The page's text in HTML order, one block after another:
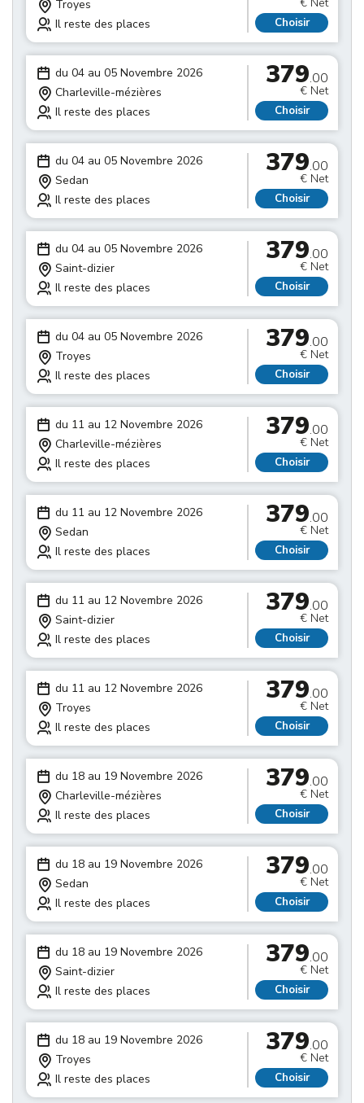
Troyes
Il reste des places
Choisir
du 04 au 05 Novembre 2026
Charleville-mézières
Il reste des places
379.00
€ Net
Choisir
du 04 au 05 Novembre 2026
Sedan
Il reste des places
379.00
€ Net
Choisir
du 04 au 05 Novembre 2026
Saint-dizier
Il reste des places
379.00
€ Net
Choisir
du 04 au 05 Novembre 2026
Troyes
Il reste des places
379.00
€ Net
Choisir
du 11 au 12 Novembre 2026
Charleville-mézières
Il reste des places
379.00
€ Net
Choisir
du 11 au 12 Novembre 2026
Sedan
Il reste des places
379.00
€ Net
Choisir
du 11 au 12 Novembre 2026
Saint-dizier
Il reste des places
379.00
€ Net
Choisir
du 11 au 12 Novembre 2026
Troyes
Il reste des places
379.00
€ Net
Choisir
du 18 au 19 Novembre 2026
Charleville-mézières
Il reste des places
379.00
€ Net
Choisir
du 18 au 19 Novembre 2026
Sedan
Il reste des places
379.00
€ Net
Choisir
du 18 au 19 Novembre 2026
Saint-dizier
Il reste des places
379.00
€ Net
Choisir
du 18 au 19 Novembre 2026
Troyes
Il reste des places
379.00
€ Net
Choisir